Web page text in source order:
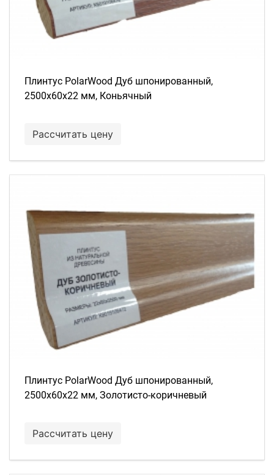
Плинтус PolarWood Дуб шпонированный,
2500х60х22 мм, Коньячный
Рассчитать цену
Плинтус PolarWood Дуб шпонированный,
2500х60х22 мм, Золотисто-коричневый
Рассчитать цену